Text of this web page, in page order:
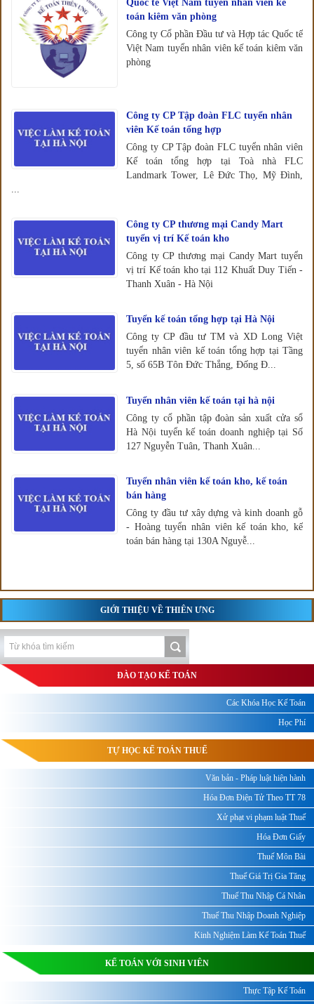
Quốc tế Việt Nam tuyển nhân viên kế
toán kiêm văn phòng
Công ty Cổ phần Đầu tư và Hợp tác Quốc tế
Việt Nam tuyển nhân viên kế toán kiêm văn
phòng
Công ty CP Tập đoàn FLC tuyển nhân
viên Kế toán tổng hợp
Công ty CP Tập đoàn FLC tuyển nhân viên
Kế toán tổng hợp tại Toà nhà FLC
Landmark Tower, Lê Đức Thọ, Mỹ Đình,
...
Công ty CP thương mại Candy Mart
tuyển vị trí Kế toán kho
Công ty CP thương mại Candy Mart tuyển
vị trí Kế toán kho tại 112 Khuất Duy Tiến -
Thanh Xuân - Hà Nội
Tuyển kế toán tổng hợp tại Hà Nội
Công ty CP đầu tư TM và XD Long Việt
tuyển nhân viên kế toán tổng hợp tại Tầng
5, số 65B Tôn Đức Thắng, Đống Đ...
Tuyển nhân viên kế toán tại hà nội
Công ty cổ phần tập đoàn sản xuất cửa sổ
Hà Nội tuyển kế toán doanh nghiệp tại Số
127 Nguyễn Tuân, Thanh Xuân...
Tuyển nhân viên kế toán kho, kế toán
bán hàng
Công ty đầu tư xây dựng và kinh doanh gỗ
- Hoàng tuyển nhân viên kế toán kho, kế
toán bán hàng tại 130A Nguyễ...
GIỚI THIỆU VỀ THIÊN ƯNG
ĐÀO TẠO KẾ TOÁN
Các Khóa Học Kế Toán
Học Phí
TỰ HỌC KẾ TOÁN THUẾ
Văn bản - Pháp luật hiện hành
Hóa Đơn Điện Tử Theo TT 78
Xử phạt vi phạm luật Thuế
Hóa Đơn Giấy
Thuế Môn Bài
Thuế Giá Trị Gia Tăng
Thuế Thu Nhập Cá Nhân
Thuế Thu Nhập Doanh Nghiệp
Kinh Nghiệm Làm Kế Toán Thuế
KẾ TOÁN VỚI SINH VIÊN
Thực Tập Kế Toán